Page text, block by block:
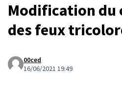
Modification du
des feux
00ced
16/06/2021 19:49